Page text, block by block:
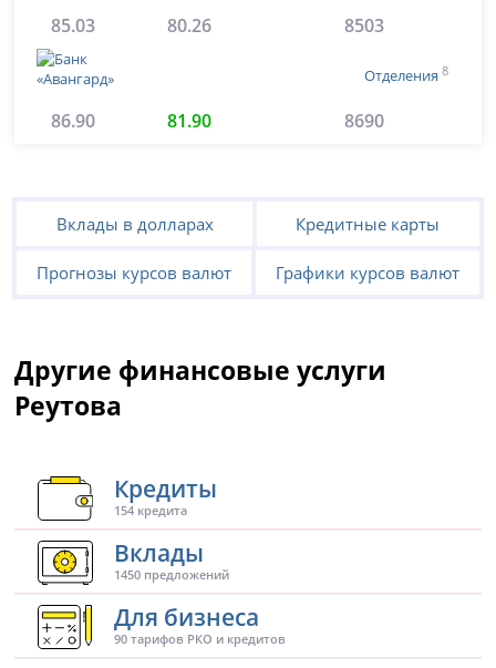
85.03 80.26 8503
Отделения 8
86.90 81.90 8690
Вклады в долларах Кредитные карты
Прогнозы курсов валют Графики курсов валют
Другие финансовые услуги
Реутова
Кредиты
154 кредита
Вклады
1450 предложений
Для бизнеса
90 тарифов РКО и кредитов